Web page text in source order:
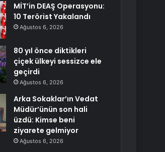
MİT’in DEAŞ Operasyonu:
10 Terörist Yakalandı
Ağustos 6, 2026
80 yıl önce diktikleri
çiçek ülkeyi sessizce ele
geçirdi
Ağustos 6, 2026
Arka Sokaklar’ın Vedat
Müdür’ünün son hali
üzdü: Kimse beni
ziyarete gelmiyor
Ağustos 6, 2026